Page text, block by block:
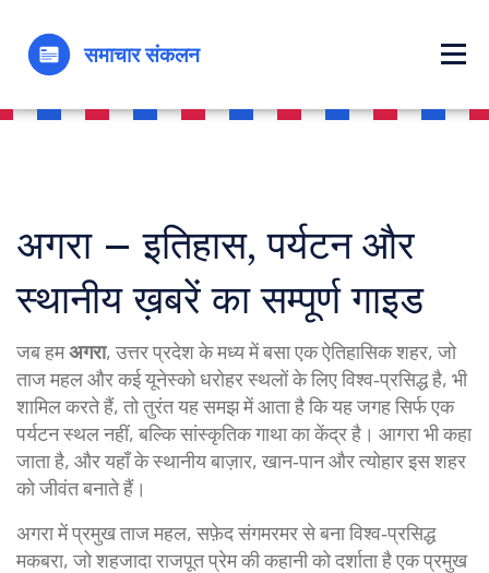
अगरा – इतिहास, पर्यटन और
स्थानीय ख़बरें का सम्पूर्ण गाइड
जब हमअगरा,उत्तर प्रदेश के मध्य में बसा एक ऐतिहासिक शहर, जो
ताज महल और कई यूनेस्को धरोहर स्थलों के लिए विश्व‑प्रसिद्ध है, भी
शामिल करते हैं, तो तुरंत यह समझ में आता है कि यह जगह सिर्फ एक
पर्यटन स्थल नहीं, बल्कि सांस्कृतिक गाथा का केंद्र है। आगराभी कहा
जाता है, और यहाँ के स्थानीय बाज़ार, खान‑पान और त्योहार इस शहर
को जीवंत बनाते हैं।
अगरा में प्रमुखताज महल,सफ़ेद संगमरमर से बना विश्व‑प्रसिद्ध
मकबरा, जो शहजादा राजपूत प्रेम की कहानी को दर्शाता हैएक प्रमुख